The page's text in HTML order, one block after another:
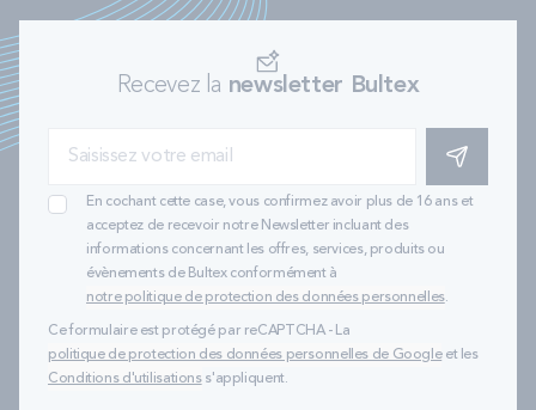
Recevez la newsletter Bultex
S'INSCRIRE
En cochant cette case, vous confirmez avoir plus de 16 ans et
acceptez de recevoir notre Newsletter incluant des
informations concernant les offres, services, produits ou
évènements de Bultex conformément à
notre politique de protection des données personnelles.
Ce formulaire est protégé par reCAPTCHA - La
politique de protection des données personnelles de Googleet les
Conditions d'utilisationss'appliquent.